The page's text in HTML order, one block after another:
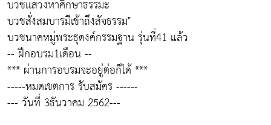
บวชเเสวงหาศึกษาธรรมะ
บวชสั่งสมบารมีเข้าถึงสัจธรรม"
บวชนาคหมู่พระธุดงค์กรรมฐาน รุ่นที่41 แล้ว
-- ฝึกอบรม1เดือน --
*** ผ่านการอบรมจะอยู่ต่อก็ได้ ***
-----หมดเขตการ รับสมัคร ------
--- วันที่ 3ธันวาคม 2562---